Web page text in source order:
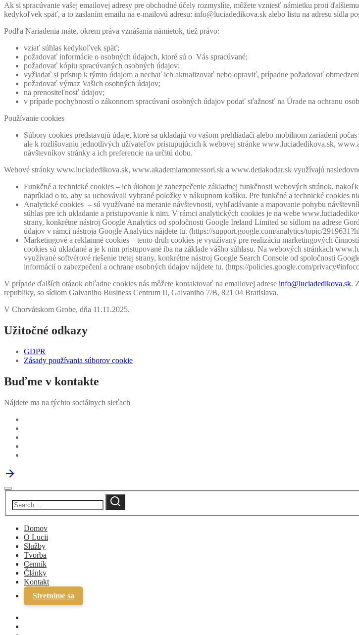
Ak si spracúvanie vašej emailovej adresy pre obchodné účely rozmyslíte, môžete vzniesť námietku proti
kedykoľvek späť, a to zaslaním emailu na e-mailovú adresu: info@luciadedikova.sk alebo listu na adresu sídla
Podľa Nariadenia máte, okrem práva vznášania námietok, tiež právo:
vziať súhlas kedykoľvek späť;
požadovať informácie o osobných údajoch, ktoré sú o Vás spracúvané;
požadovať kópiu spracúvaných osobných údajov;
vyžiadať si prístup k týmto údajom a nechať ich aktualizovať nebo opraviť, prípadne požadovať
požadovať výmaz Vašich osobných údajov;
na prenositeľnosť údajov;
v prípade pochybností o zákonnom spracúvaní osobných údajov podať sťažnosť na Úrade na ochranu
Používanie cookies
Súbory cookies predstavujú údaje, ktoré sa ukladajú vo vašom prehliadači alebo mobilnom zariadení
ale k rozlišovaniu jednotlivých užívateľov pristupujúcich k webovej stránke www.luciadedikova.sk,
návštevníkov stránky a ich preferencie na určitú dobu.
Webové stránky www.luciadedikova.sk, www.akademiamontessori.sk a www.detiakodar.sk využívajú
Funkčné a technické cookies – ich úlohou je zabezpečenie základnej funkčnosti webových stránok,
napríklad o to, aby sa uchovávali vybrané položky v nákupnom košíku. Pre funkčné a technické cookies
Analytické cookies – sú využívané na meranie návštevnosti, vyhľadávanie a mapovanie pohybu
súhlas pre ich ukladanie a pristupovanie k nim. V rámci analytických cookies je na webe
strany, konkrétne nástroj Google Analytics od spoločnosti Google Ireland Limited so sídlom na adrese
údajov v rámci nástroja Google Analytics nájdete tu. (https://support.google.com/analytics/topic/
Marketingové a reklamné cookies – tento druh cookies je využívaný pre realizáciu marketingových
cookies sú ukladané a je k nim pristupované iba na základe vášho súhlasu. Na webových stránkach
využívané softvérové riešenie tretej strany, konkrétne nástroj Google Search Console od spoločnosti
informácií o zabezpečení a ochrane osobných údajov nájdete tu. (https://policies.google.com/
V prípade ďalších otázok ohľadne cookies nás môžete kontaktovať na emailovej adrese info@luciadedikova.sk.
republiky, so sídlom Galvaniho Business Centrum II, Galvaniho 7/B, 821 04 Bratislava.
V Chorvátskom Grobe, dňa 11.11.2025.
Užitočné odkazy
GDPR
Zásady používania súborov cookie
Buďme v kontakte
Nájdete ma na týchto sociálnych sieťach
správania
počas návštevy
zvyšujete šancu
na zobrazenie
kvalitnejšie
prispôsobeného
obsahu a
ponúk.
Domov
O Lucii
Služby
Tvorba
Cenník
Články
Kontakt
Stretnime sa